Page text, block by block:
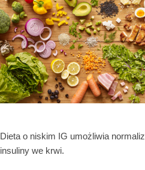
Dieta o niskim IG umożliwia
insuliny we krwi.